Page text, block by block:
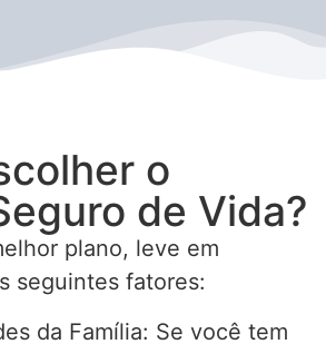
o
de Vida?
plano, leve em
seguintes fatores:
da Família: Se você tem